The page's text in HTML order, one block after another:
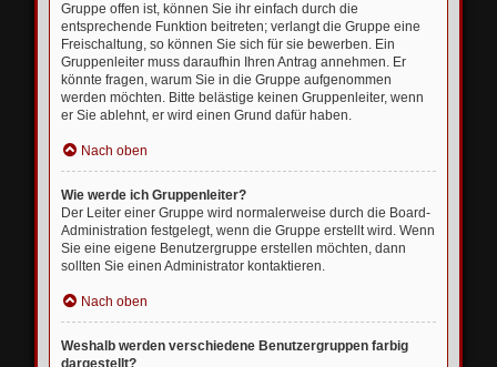
Gruppe offen ist, können Sie ihr einfach durch die
entsprechende Funktion beitreten; verlangt die Gruppe eine
Freischaltung, so können Sie sich für sie bewerben. Ein
Gruppenleiter muss daraufhin Ihren Antrag annehmen. Er
könnte fragen, warum Sie in die Gruppe aufgenommen
werden möchten. Bitte belästige keinen Gruppenleiter, wenn
er Sie ablehnt, er wird einen Grund dafür haben.
Nach oben
Wie werde ich Gruppenleiter?
Der Leiter einer Gruppe wird normalerweise durch die Board-
Administration festgelegt, wenn die Gruppe erstellt wird. Wenn
Sie eine eigene Benutzergruppe erstellen möchten, dann
sollten Sie einen Administrator kontaktieren.
Nach oben
Weshalb werden verschiedene Benutzergruppen farbig
dargestellt?